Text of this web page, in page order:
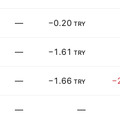
— −0.20 TRY
— −1.61 TRY
— −1.66 TRY
— —